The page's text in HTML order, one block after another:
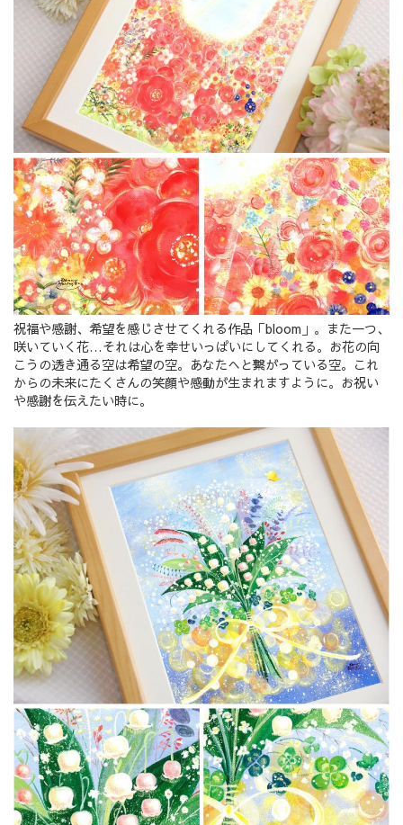
祝福や感謝、希望を感じさせてくれる作品「bloom」。また一つ、
咲いていく花…それは心を幸せいっぱいにしてくれる。お花の向
こうの透き通る空は希望の空。あなたへと繋がっている空。これ
からの未来にたくさんの笑顔や感動が生まれますように。お祝い
や感謝を伝えたい時に。